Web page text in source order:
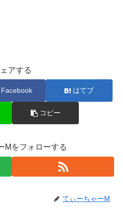
アする
Facebook はてブ
コピー
Mをフォローする
てぃーちゃーM